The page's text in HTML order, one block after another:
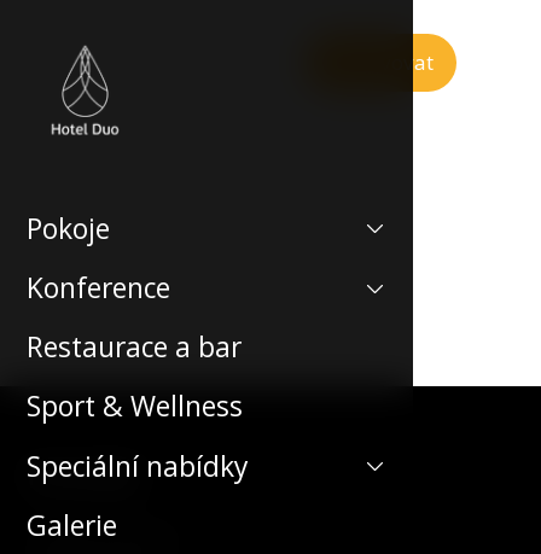
Rezervovat
Pokoje
Konference
Restaurace a bar
Sport & Wellness
Speciální nabídky
Galerie
Kontakt
Teplická 492/19